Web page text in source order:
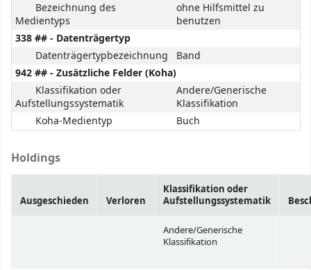
Bezeichnung des
Medientyps
ohne Hilfsmittel zu
benutzen
338 ## - Datenträgertyp
Datenträgertypbezeichnung
Band
942 ## - Zusätzliche Felder (Koha)
Klassifikation oder
Aufstellungssystematik
Andere/Generische
Klassifikation
Koha-Medientyp
Buch
Holdings
Ausgeschieden Verloren
Klassifikation oder
Aufstellungssystematik
Andere/Generische
Klassifikation